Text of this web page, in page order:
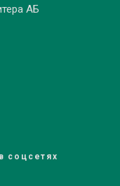
АБ
соцсетях